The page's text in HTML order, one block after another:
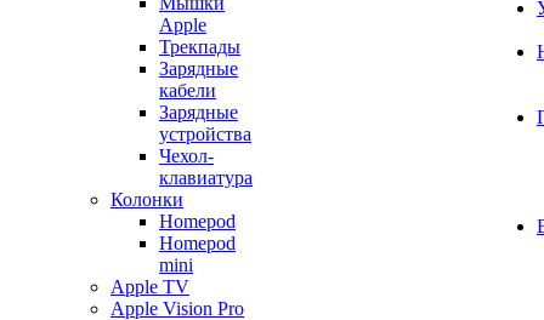
Apple
Трекпады
Зарядные
кабели
Зарядные
устройства
Чехол-
клавиатура
Колонки
Homepod
Homepod
mini
Apple TV
Apple Vision Pro